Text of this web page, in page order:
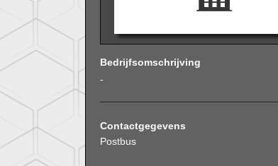
Bedrijfsomschrijving
-
Contactgegevens
Postbus